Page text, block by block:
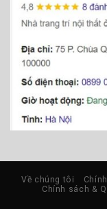
Về chúng tôi
Chính sách &